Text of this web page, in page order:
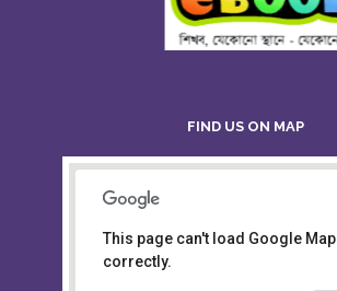
Board of Intermediate &
This page can't load Google Maps